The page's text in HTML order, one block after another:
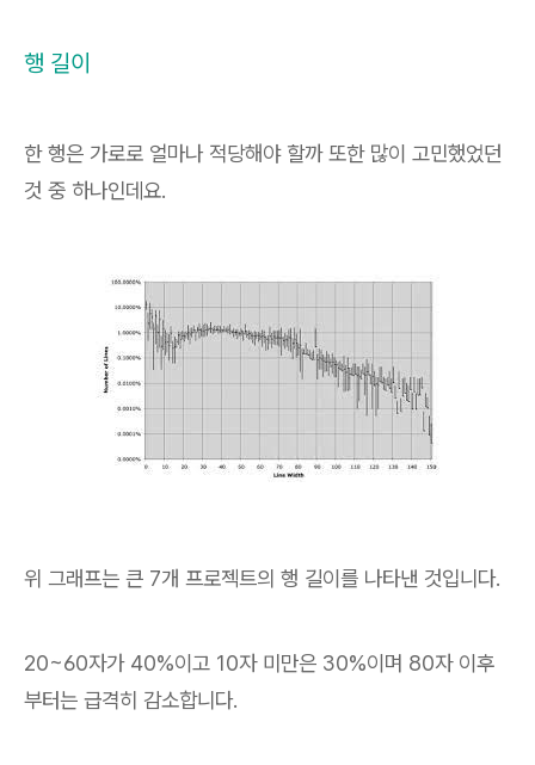
행 길이
한 행은 가로로 얼마나 적당해야 할까 또한 많이 고민했었던
것 중 하나인데요.
위 그래프는 큰 7개 프로젝트의 행 길이를 나타낸 것입니다.
20~60자가 40%이고 10자 미만은 30%이며 80자 이후
부터는 급격히 감소합니다.